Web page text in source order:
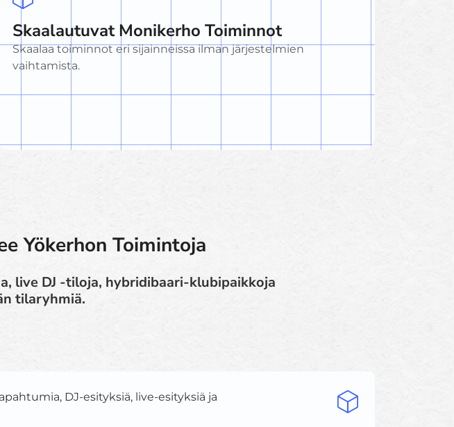
Skaalautuvat Monikerho Toiminnot
Skaalaa toiminnot eri sijainneissa ilman järjestelmien
vaihtamista.
Yökerhon Toimintoja
live DJ -tiloja, hybridibaari-klubipaikkoja
tilaryhmiä.
DJ-esityksiä, live-esityksiä ja